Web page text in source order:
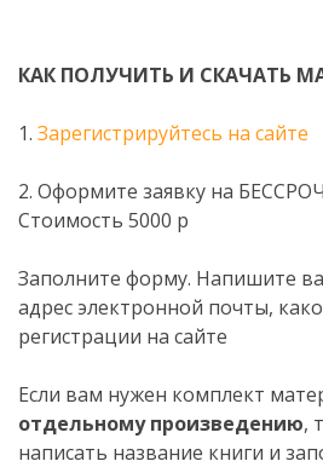
КАК ПОЛУЧИТЬ И СКАЧАТЬ
1. Зарегистрируйтесь на сайте
2. Оформите заявку на
Стоимость 5000 р
Заполните форму. Напишите
адрес электронной почты,
регистрации на сайте
Если вам нужен комплект
отдельному произведению,
написать название книги и